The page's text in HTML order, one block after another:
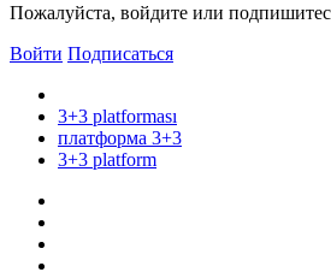
Пожалуйста, войдите или
Войти Подписаться
3+3 platforması
платформа 3+3
3+3 platform